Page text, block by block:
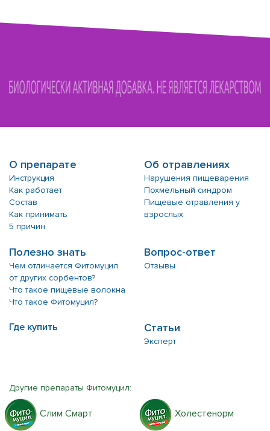
О препарате
Инструкция
Как работает
Состав
Как принимать
5 причин
Об отравлениях
Нарушения пищеварения
Похмельный синдром
Пищевые отравления у
взрослых
Полезно знать
Чем отличается Фитомуцил
от других сорбентов?
Что такое пищевые волокна
Что такое Фитомуцил?
Вопрос-ответ
Отзывы
Где купить Статьи
Эксперт
Другие препараты Фитомуцил:
Слим Смарт Холестенорм